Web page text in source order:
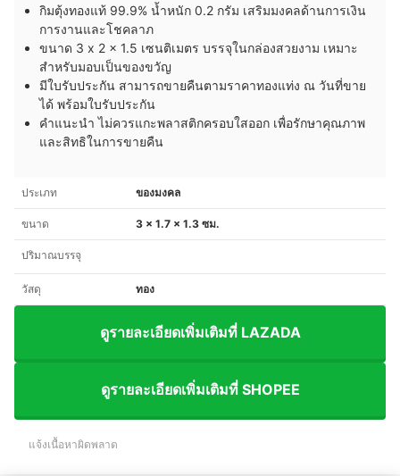
กิมตุ้งทองแท้ 99.9% น้ำหนัก 0.2 กรัม เสริมมงคลด้านการเงิน
การงานและโชคลาภ
ขนาด 3 x 2 x 1.5 เซนติเมตร บรรจุในกล่องสวยงาม เหมาะ
สำหรับมอบเป็นของขวัญ
มีใบรับประกัน สามารถขายคืนตามราคาทองแท่ง ณ วันที่ขาย
ได้ พร้อมใบรับประกัน
คำแนะนำ ไม่ควรแกะพลาสติกครอบใสออก เพื่อรักษาคุณภาพ
และสิทธิในการขายคืน
ประเภท ของมงคล
ขนาด 3 x 1.7 x 1.3 ซม.
ปริมาณบรรจุ
วัสดุ ทอง
ดูรายละเอียดเพิ่มเติมที่ LAZADA
ดูรายละเอียดเพิ่มเติมที่ SHOPEE
แจ้งเนื้อหาผิดพลาด